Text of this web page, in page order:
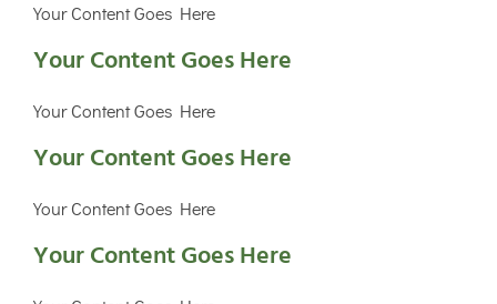
Your Content Goes Here
Your Content Goes Here
Your Content Goes Here
Your Content Goes Here
Your Content Goes Here
Your Content Goes Here